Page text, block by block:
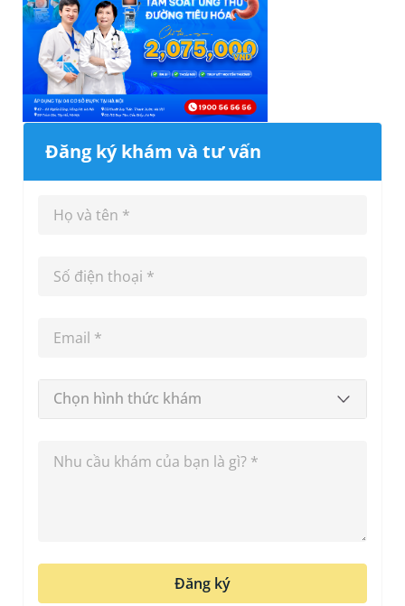
Đăng ký khám và tư vấn
Chọn hình thức khám
Đăng ký